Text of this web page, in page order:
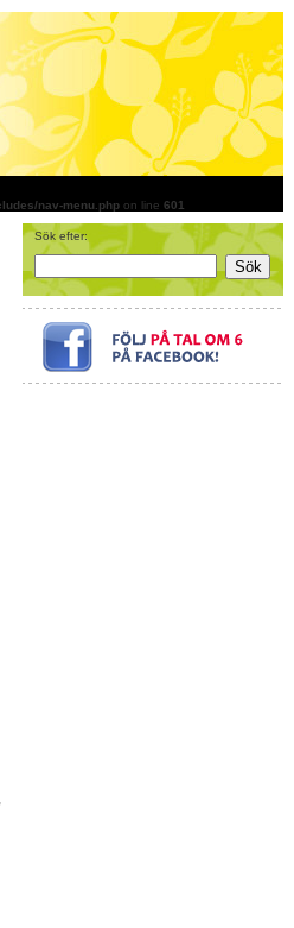
nav-menu.php on line 601
Sök efter: